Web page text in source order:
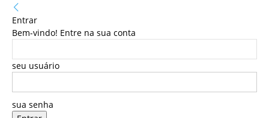
Entrar
Bem-vindo! Entre na sua conta
seu usuário
sua senha